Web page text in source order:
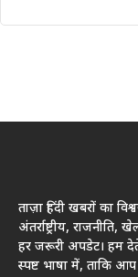
ताज़ा हिंदी खबरों का
अंतर्राष्ट्रीय,
हर जरूरी अपडेट। हम
स्पष्ट भाषा में, ताकि